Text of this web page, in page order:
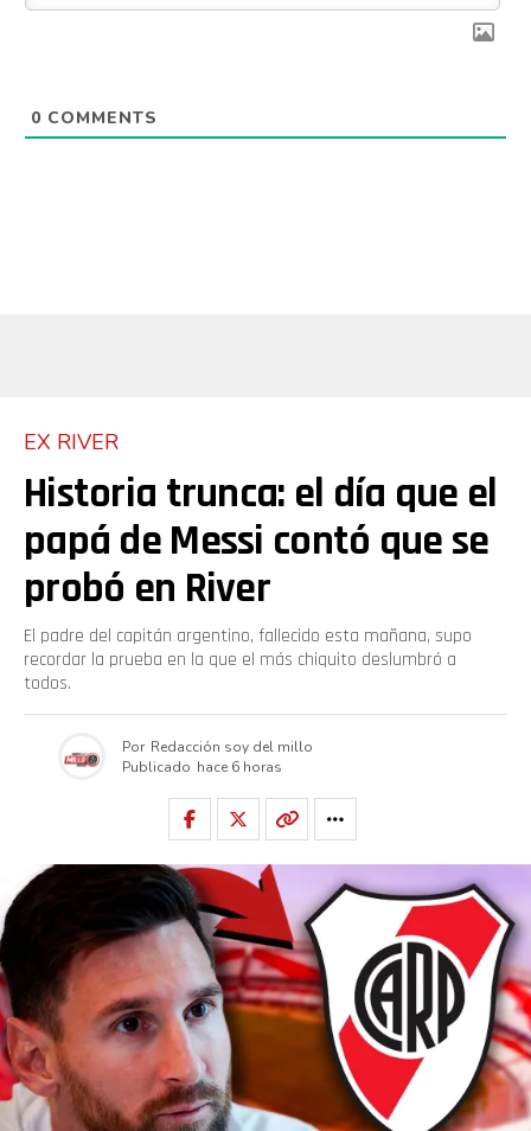
0 COMMENTS
EX RIVER
Historia trunca: el día que el
papá de Messi contó que se
probó en River
El padre del capitán argentino, fallecido esta mañana, supo
recordar la prueba en la que el más chiquito deslumbró a
todos.
Por Redacción soy del millo
Publicado hace 6 horas